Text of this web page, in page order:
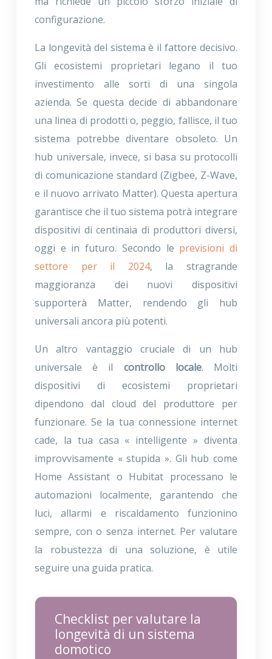
configurazione.
La longevità del sistema è il fattore decisivo.
Gli ecosistemi proprietari legano il tuo
investimento alle sorti di una singola
azienda. Se questa decide di abbandonare
una linea di prodotti o, peggio, fallisce, il tuo
sistema potrebbe diventare obsoleto. Un
hub universale, invece, si basa su protocolli
di comunicazione standard (Zigbee, Z-Wave,
e il nuovo arrivato Matter). Questa apertura
garantisce che il tuo sistema potrà integrare
dispositivi di centinaia di produttori diversi,
oggi e in futuro. Secondo le previsioni di
settore per il 2024, la stragrande
maggioranza dei nuovi dispositivi
supporterà Matter, rendendo gli hub
universali ancora più potenti.
Un altro vantaggio cruciale di un hub
universale è il controllo locale. Molti
dispositivi di ecosistemi proprietari
dipendono dal cloud del produttore per
funzionare. Se la tua connessione internet
cade, la tua casa « intelligente » diventa
improvvisamente « stupida ». Gli hub come
Home Assistant o Hubitat processano le
automazioni localmente, garantendo che
luci, allarmi e riscaldamento funzionino
sempre, con o senza internet. Per valutare
la robustezza di una soluzione, è utile
seguire una guida pratica.
Checklist per valutare la
longevità di un sistema
domotico